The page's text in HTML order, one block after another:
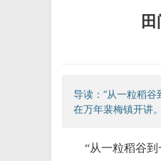
导读：“从一粒稻谷
在万年裴梅镇开讲
“从一粒稻谷